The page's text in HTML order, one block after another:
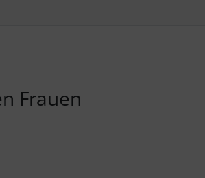
Frauen
klicken Sie auf das Bild.